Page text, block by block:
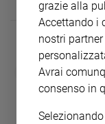
Ambiente
Volontariato
Aziende
LE GRANDI
- VOL DA 1 AL 5
grazie alla
Accettando i
nostri
Avrai
consenso in